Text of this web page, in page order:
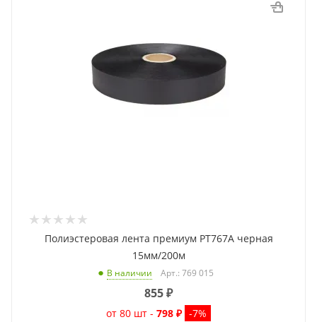
Полиэстеровая лента премиум PT767A черная
15мм/200м
В наличии Арт.: 769 015
855₽
от 80 шт - 798 ₽ -7%